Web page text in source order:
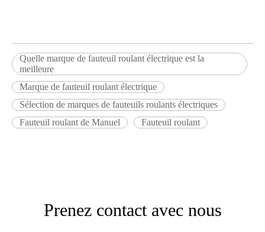
Quelle marque de fauteuil roulant électrique est la
meilleure
Marque de fauteuil roulant électrique
Sélection de marques de fauteuils roulants électriques
Fauteuil roulant de Manuel
Fauteuil roulant
Prenez contact avec nous